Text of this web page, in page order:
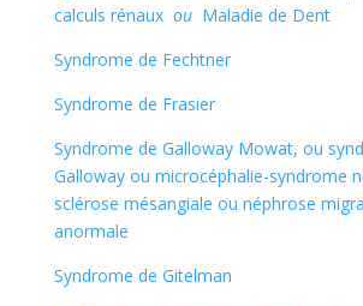
calculs rénaux ou Maladie de Dent
Syndrome de Fechtner
Syndrome de Frasier
Syndrome de Galloway Mowat, ou
Galloway ou microcéphalie-syndrome
sclérose mésangiale ou néphrose
anormale
Syndrome de Gitelman